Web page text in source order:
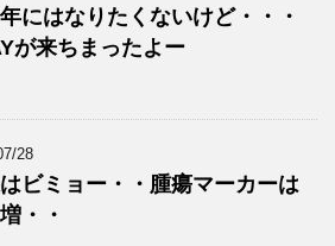
にはなりたくないけど・・・
が来ちまったよー
28
ビミョー・・腫瘍マーカーは
・・